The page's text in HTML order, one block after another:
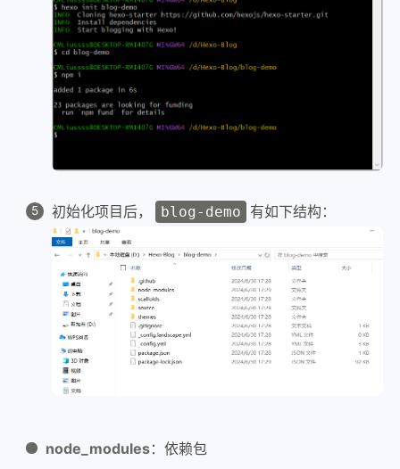
初始化项目后， blog-demo 有如下结构：
node_modules：依赖包